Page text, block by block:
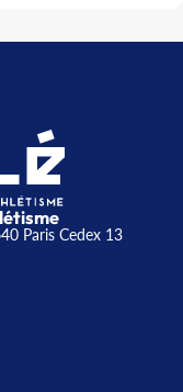
Paris Cedex 13